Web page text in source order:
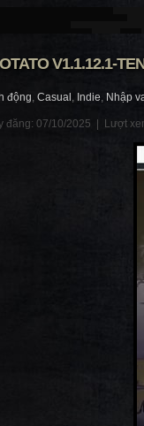
V1.1.12.1-
động, Casual , Indie, Nhập
đăng: 07/10/2025 | Lượt